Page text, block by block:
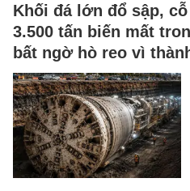
Khối đá lớn đổ sập,
3.500 tấn biến mất
bất ngờ hò reo vì